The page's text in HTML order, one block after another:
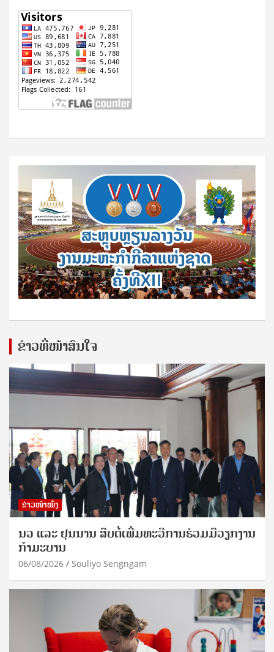
ຂ່າວທີ່ໜ້າສົນໃຈ
ຂ່າວໜ້າໜຶ່ງ
ນວ ແລະ ຢຸນນານ ສືບຕໍ່ເພີ່ມທະວີການຮ່ວມມືວຽກງານ
ກຳມະບານ
06/08/2026 Souliyo Sengngam